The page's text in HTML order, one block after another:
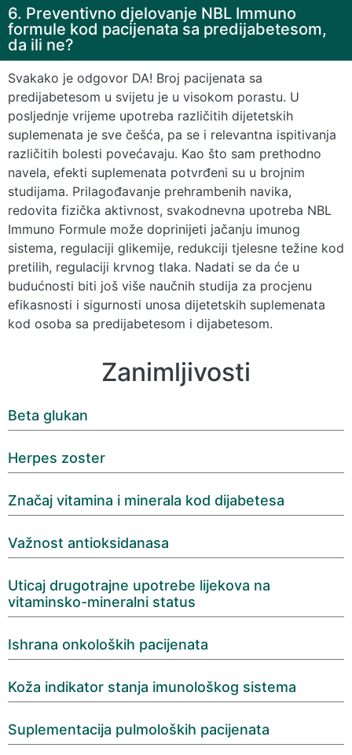
6. Preventivno djelovanje NBL Immuno
formule kod pacijenata sa predijabetesom,
da ili ne?
Svakako je odgovor DA! Broj pacijenata sa
predijabetesom u svijetu je u visokom porastu. U
posljednje vrijeme upotreba različitih dijetetskih
suplemenata je sve češća, pa se i relevantna ispitivanja
različitih bolesti povećavaju. Kao što sam prethodno
navela, efekti suplemenata potvrđeni su u brojnim
studijama. Prilagođavanje prehrambenih navika,
redovita fizička aktivnost, svakodnevna upotreba NBL
Immuno Formule može doprinijeti jačanju imunog
sistema, regulaciji glikemije, redukciji tjelesne težine kod
pretilih, regulaciji krvnog tlaka. Nadati se da će u
budućnosti biti još više naučnih studija za procjenu
efikasnosti i sigurnosti unosa dijetetskih suplemenata
kod osoba sa predijabetesom i dijabetesom.
Zanimljivosti
Beta glukan
Herpes zoster
Značaj vitamina i minerala kod dijabetesa
Važnost antioksidanasa
Uticaj drugotrajne upotrebe lijekova na
vitaminsko-mineralni status
Ishrana onkoloških pacijenata
Koža indikator stanja imunološkog sistema
Suplementacija pulmoloških pacijenata